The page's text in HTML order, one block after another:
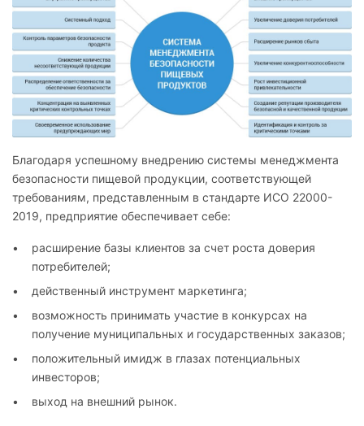
Благодаря успешному внедрению системы менеджмента
безопасности пищевой продукции, соответствующей
требованиям, представленным в стандарте ИСО 22000-
2019, предприятие обеспечивает себе:
расширение базы клиентов за счет роста доверия
потребителей;
действенный инструмент маркетинга;
возможность принимать участие в конкурсах на
получение муниципальных и государственных заказов;
положительный имидж в глазах потенциальных
инвесторов;
выход на внешний рынок.